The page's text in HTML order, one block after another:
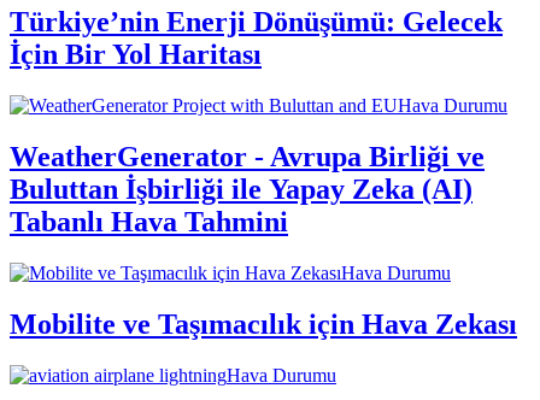
Türkiye’nin Enerji Dönüşümü: Gelecek
İçin Bir Yol Haritası
Hava Durumu
WeatherGenerator - Avrupa Birliği ve
Buluttan İşbirliği ile Yapay Zeka (AI)
Tabanlı Hava Tahmini
Hava Durumu
Mobilite ve Taşımacılık için Hava Zekası
Hava Durumu